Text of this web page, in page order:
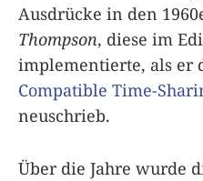
Ausdrücke in den
Thompson, diese im
implementierte, als er
Compatible Time-
neuschrieb.
Über die Jahre wurde